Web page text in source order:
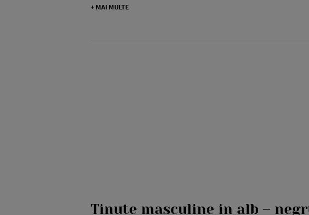
+ MAI MULTE
Tinute masculine in alb –